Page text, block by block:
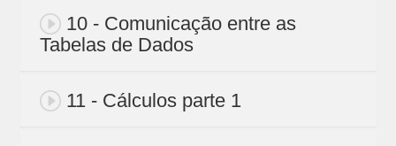
10 - Comunicação entre as
Tabelas de Dados
11 - Cálculos parte 1